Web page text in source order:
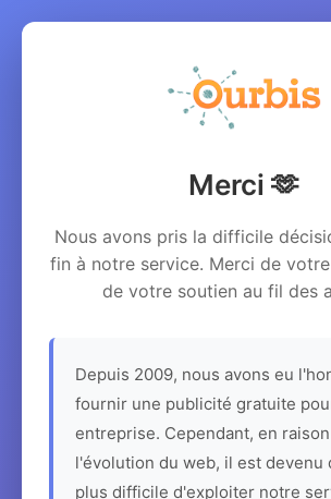
Merci 🫶
Nous avons pris la difficile
fin à notre service. Merci de
de votre soutien au fil des
Depuis 2009, nous avons eu
fournir une publicité gratuite
entreprise. Cependant, en
l'évolution du web, il est devenu
plus difficile d'exploiter notre